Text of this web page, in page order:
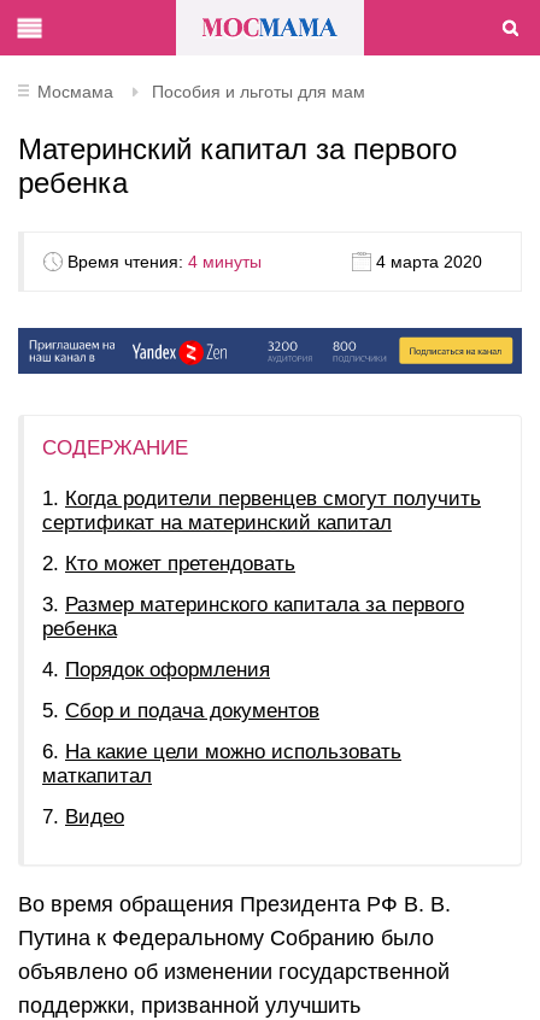
Мосмама Пособия и льготы для мам
Материнский капитал за первого
ребенка
Время чтения: 4 минуты 4 марта 2020
СОДЕРЖАНИЕ
Когда родители первенцев смогут получить
сертификат на материнский капитал
Кто может претендовать
Размер материнского капитала за первого
ребенка
Порядок оформления
Сбор и подача документов
На какие цели можно использовать
маткапитал
Видео
Во время обращения Президента РФ В. В.
Путина к Федеральному Собранию было
объявлено об изменении государственной
поддержки, призванной улучшить